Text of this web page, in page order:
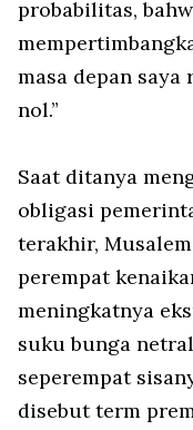
probabilitas,
masa depan
nol.”
Saat ditanya
obligasi
terakhir,
perempat
meningkatnya
suku bunga
seperempat
disebut term